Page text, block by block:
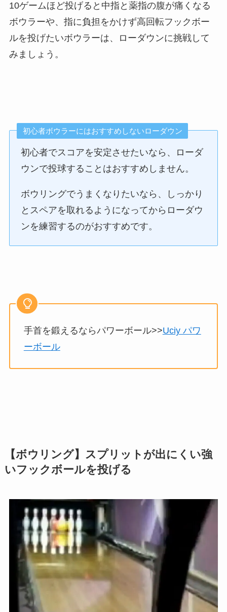
10ゲームほど投げると中指と薬指の腹が痛くなる
ボウラーや、指に負担をかけず高回転フックボー
ルを投げたいボウラーは、ローダウンに挑戦して
みましょう。
初心者ボウラーにはおすすめしないローダウン
初心者でスコアを安定させたいなら、ローダ
ウンで投球することはおすすめしません。
ボウリングでうまくなりたいなら、しっかり
とスペアを取れるようになってからローダウ
ンを練習するのがおすすめです。
手首を鍛えるならパワーボール>>Uciy パワ
ーボール
【ボウリング】スプリットが出にくい強
いフックボールを投げる